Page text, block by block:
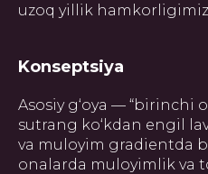
uzoq yillik hamkorligimiz
Konseptsiya
Asosiy g‘oya — “birinchi
sutrang ko‘kdan engil
va muloyim gradientda
onalarda muloyimlik va